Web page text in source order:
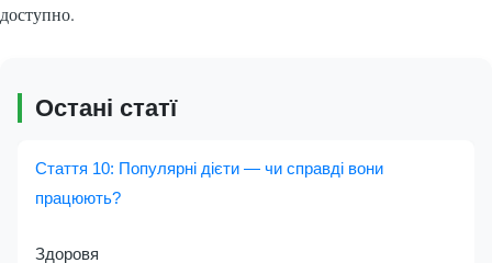
доступно.
Остані статї
Стаття 10: Популярні дієти — чи справді вони
працюють?
Здоровя